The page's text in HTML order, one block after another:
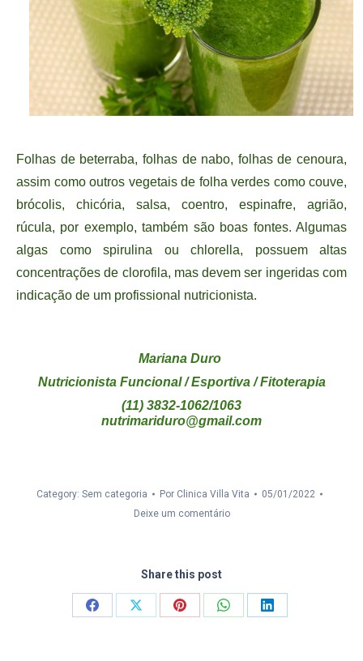
Folhas de beterraba, folhas de nabo, folhas de cenoura,
assim como outros vegetais de folha verdes como couve,
brócolis, chicória, salsa, coentro, espinafre, agrião,
rúcula, por exemplo, também são boas fontes. Algumas
algas como spirulina ou chlorella, possuem altas
concentrações de clorofila, mas devem ser ingeridas com
indicação de um profissional nutricionista.
Mariana Duro
Nutricionista Funcional / Esportiva / Fitoterapia
(11) 3832-1062/1063
nutrimariduro@gmail.com
Category: Sem categoria Por Clinica Villa Vita
05/01/2022
Deixe um comentário
Share this post
CompartilharCompartilharCompartilharCompartilharCompartilhar